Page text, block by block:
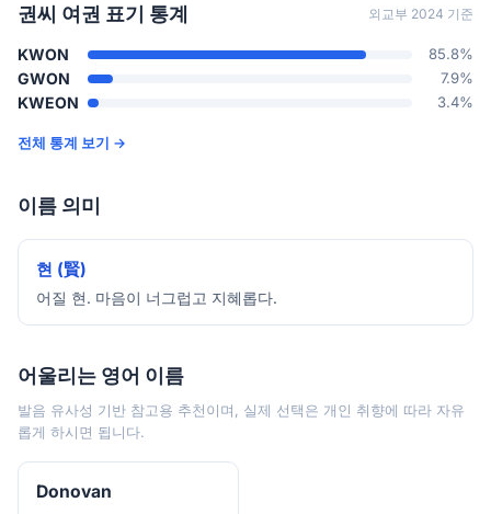
권씨 여권 표기 통계 외교부 2024 기준
KWON 85.8%
GWON 7.9%
KWEON 3.4%
전체 통계 보기 →
이름 의미
현 (賢)
어질 현. 마음이 너그럽고 지혜롭다.
어울리는 영어 이름
발음 유사성 기반 참고용 추천이며, 실제 선택은 개인 취향에 따라 자유
롭게 하시면 됩니다.
Donovan